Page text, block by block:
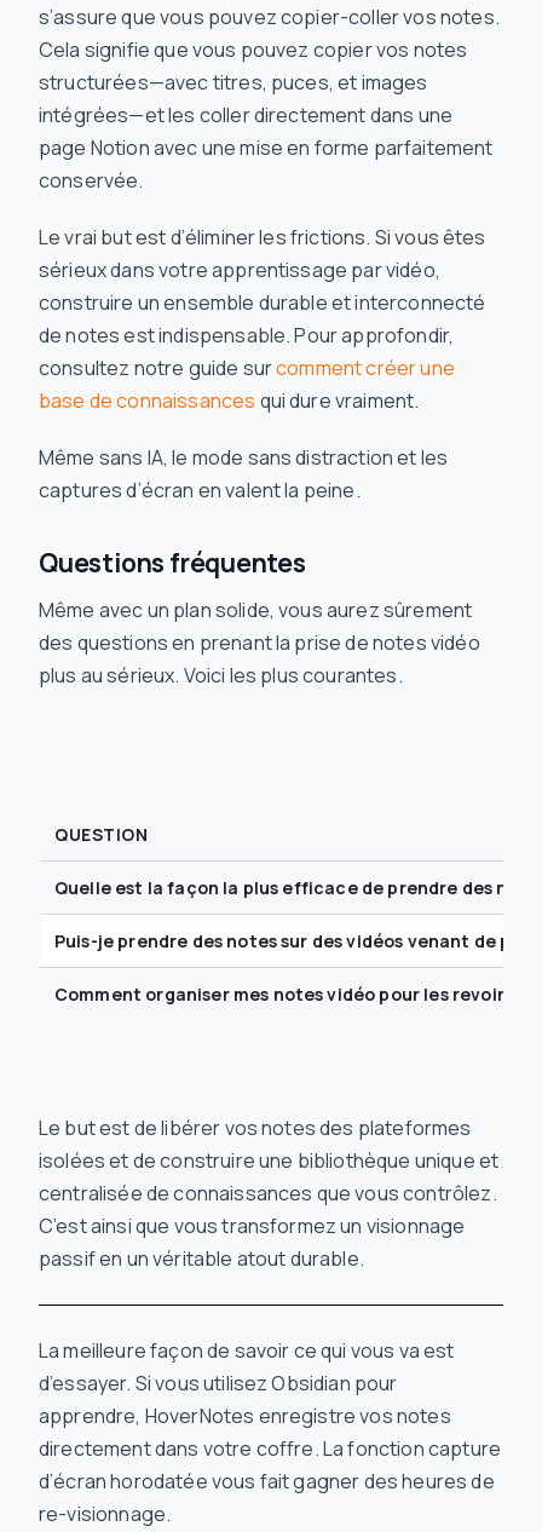
s’assure que vous pouvez copier-coller vos notes.
Cela signifie que vous pouvez copier vos notes
structurées—avec titres, puces, et images
intégrées—et les coller directement dans une
page Notion avec une mise en forme parfaitement
conservée.
Le vrai but est d’éliminer les frictions. Si vous êtes
sérieux dans votre apprentissage par vidéo,
construire un ensemble durable et interconnecté
de notes est indispensable. Pour approfondir,
consultez notre guide surcomment créer une
base de connaissances qui dure vraiment.
Même sans IA, le mode sans distraction et les
captures d’écran en valent la peine.
Questions fréquentes
Même avec un plan solide, vous aurez sûrement
des questions en prenant la prise de notes vidéo
plus au sérieux. Voici les plus courantes.
QUESTION
Quelle est la façon la plus efficace de prendre des
Puis-je prendre des notes sur des vidéos venant de
Comment organiser mes notes vidéo pour les revoir
Le but est de libérer vos notes des plateformes
isolées et de construire une bibliothèque unique et
centralisée de connaissances que vous contrôlez.
C’est ainsi que vous transformez un visionnage
passif en un véritable atout durable.
La meilleure façon de savoir ce qui vous va est
d’essayer. Si vous utilisez Obsidian pour
apprendre, HoverNotes enregistre vos notes
directement dans votre coffre. La fonction capture
d’écran horodatée vous fait gagner des heures de
re-visionnage.